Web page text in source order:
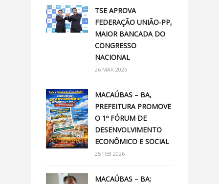
TSE APROVA
FEDERAÇÃO UNIÃO-PP,
MAIOR BANCADA DO
CONGRESSO
NACIONAL
26 MAR 2026
MACAÚBAS – BA,
PREFEITURA PROMOVE
O 1º FÓRUM DE
DESENVOLVIMENTO
ECONÔMICO E SOCIAL
25 FEB 2026
MACAÚBAS – BA: